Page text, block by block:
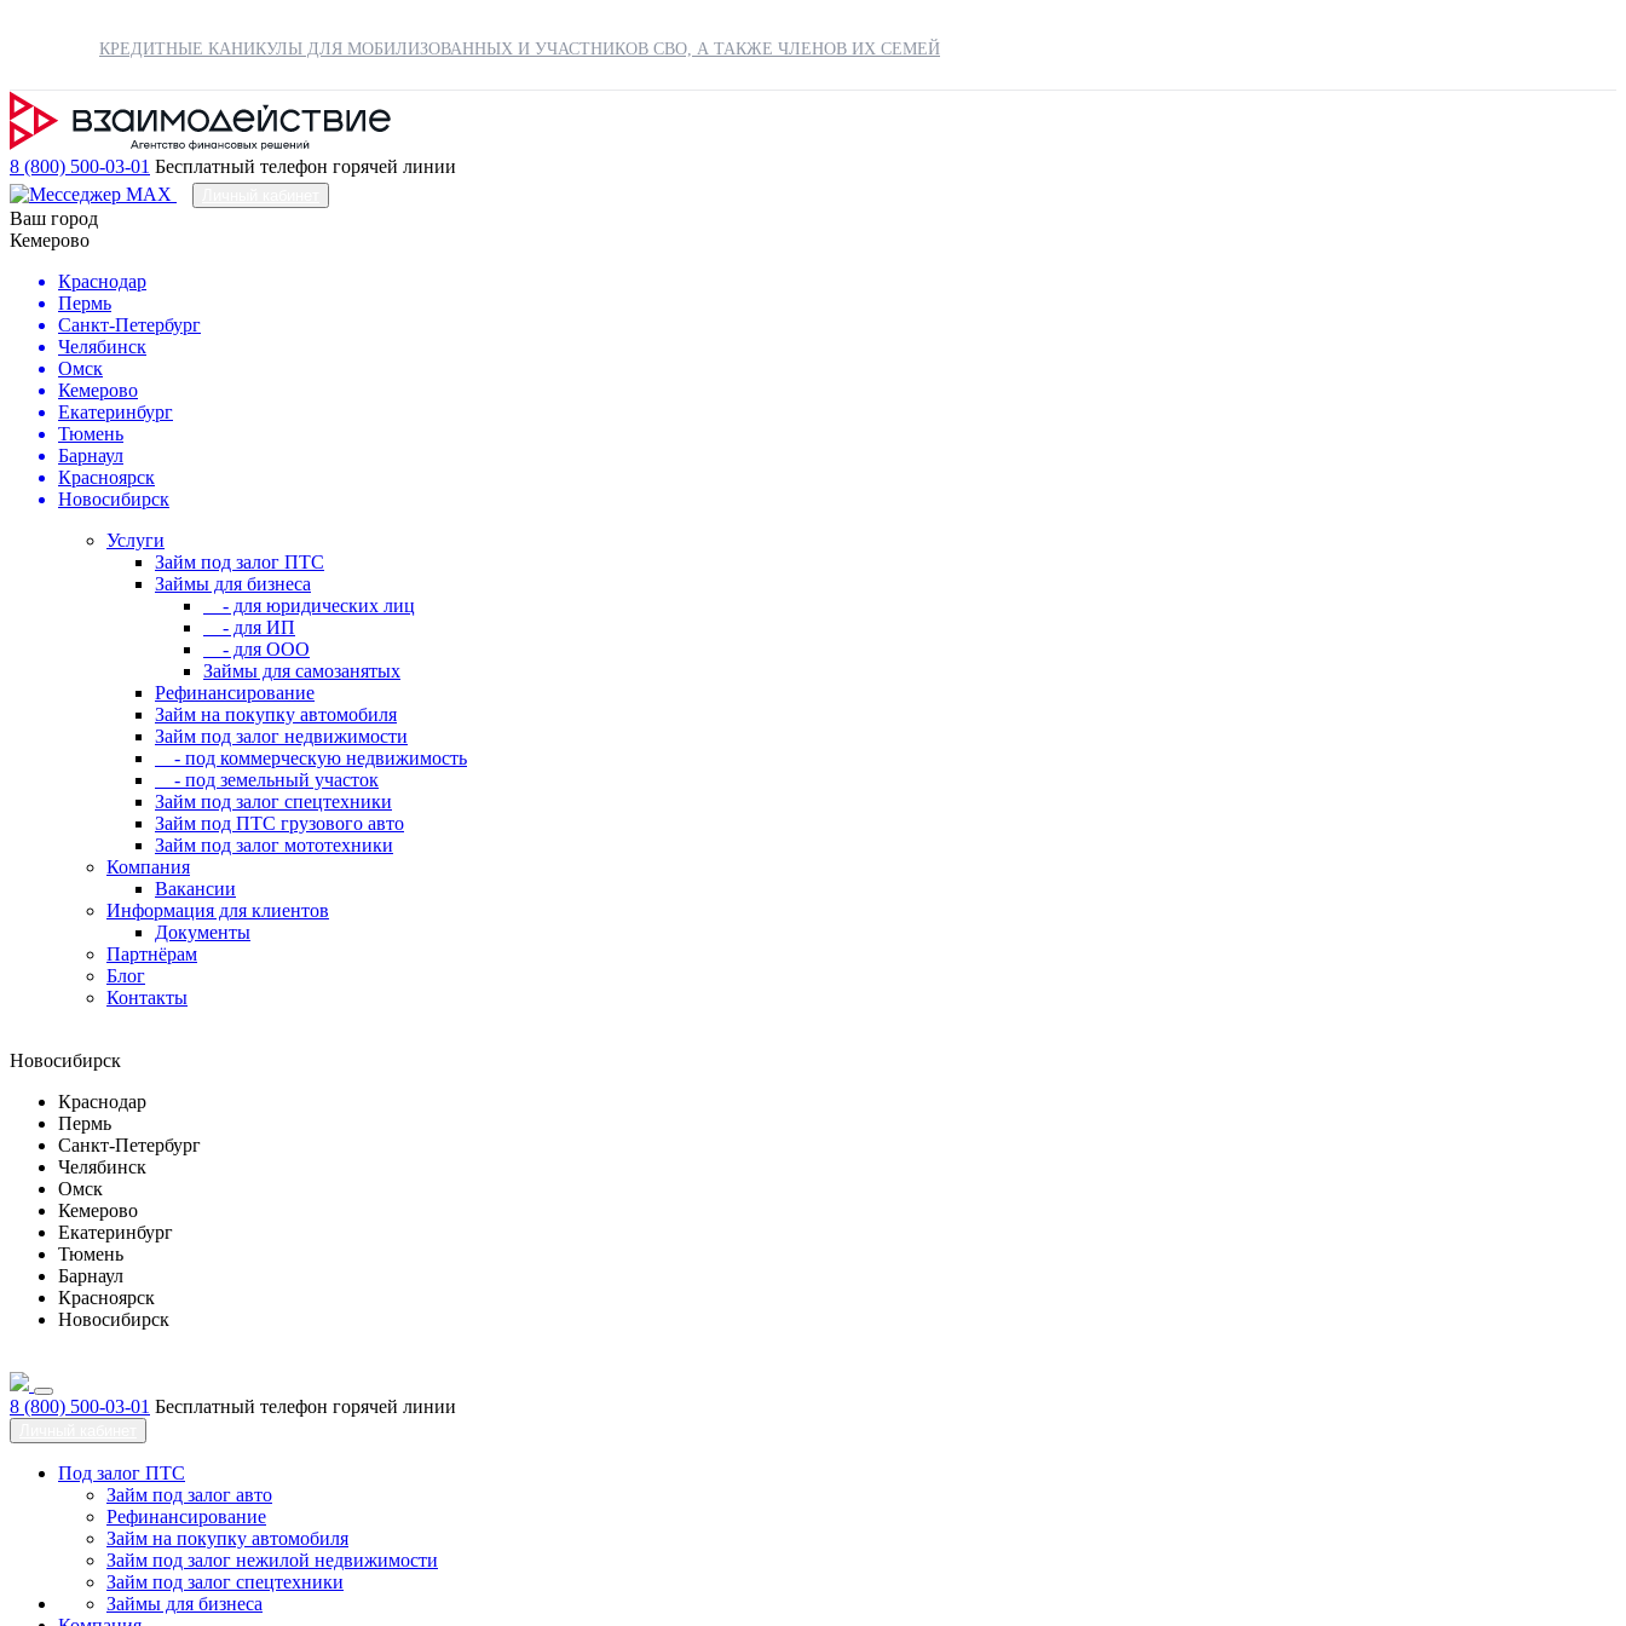
КРЕДИТНЫЕ КАНИКУЛЫ ДЛЯ МОБИЛИЗОВАННЫХ И УЧАСТНИКОВ СВО, А ТАКЖЕ ЧЛЕНОВ ИХ СЕМЕЙ
8 (800) 500-03-01 Бесплатный телефон горячей линии
Ваш город
Кемерово
Краснодар
Пермь
Санкт-Петербург
Челябинск
Омск
Кемерово
Екатеринбург
Тюмень
Барнаул
Красноярск
Новосибирск
Услуги
Займ под залог ПТС
Займы для бизнеса
- для юридических лиц
- для ИП
- для ООО
Займы для самозанятых
Рефинансирование
Займ на покупку автомобиля
Займ под залог недвижимости
- под коммерческую недвижимость
- под земельный участок
Займ под залог спецтехники
Займ под ПТС грузового авто
Займ под залог мототехники
Компания
Вакансии
Информация для клиентов
Документы
Партнёрам
Блог
Контакты
Новосибирск
Краснодар
Пермь
Санкт-Петербург
Челябинск
Омск
Кемерово
Екатеринбург
Тюмень
Барнаул
Красноярск
Новосибирск
8 (800) 500-03-01 Бесплатный телефон горячей линии
Под залог ПТС
Займ под залог авто
Рефинансирование
Займ на покупку автомобиля
Займ под залог нежилой недвижимости
Займ под залог спецтехники
Займы для бизнеса